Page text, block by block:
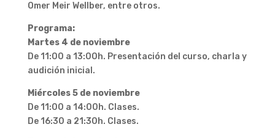
Omer Meir Wellber, entre otros.
Programa:
Martes 4 de noviembre
De 11:00 a 13:00h. Presentación del curso, charla y
audición inicial.
Miércoles 5 de noviembre
De 11:00 a 14:00h. Clases.
De 16:30 a 21:30h. Clases.